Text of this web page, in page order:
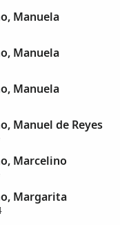
Manuela
Manuela
Manuela
Manuel de Reyes
Marcelino
Margarita